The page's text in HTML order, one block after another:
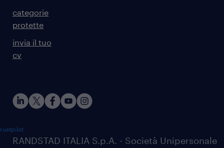
categorie
protette
invia il tuo
cv
RANDSTAD ITALIA S.p.A. - Società Unipersonale